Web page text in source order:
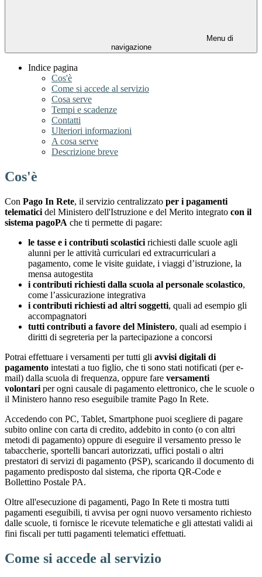
Menu di
navigazione
Indice pagina
Cos'è
Come si accede al servizio
Cosa serve
Tempi e scadenze
Contatti
Ulteriori informazioni
A cosa serve
Descrizione breve
Cos'è
Con Pago In Rete, il servizio centralizzato per i pagamenti
telematici del Ministero dell'Istruzione e del Merito integrato con il
sistema pagoPA che ti permette di pagare:
le tasse e i contributi scolastici richiesti dalle scuole agli
alunni per le attività curriculari ed extracurriculari a
pagamento, come le visite guidate, i viaggi d’istruzione, la
mensa autogestita
i contributi richiesti dalla scuola al personale scolastico,
come l’assicurazione integrativa
i contributi richiesti ad altri soggetti, quali ad esempio gli
accompagnatori
tutti contributi a favore del Ministero, quali ad esempio i
diritti di segreteria per la partecipazione a concorsi
Potrai effettuare i versamenti per tutti gli avvisi digitali di
pagamento intestati a tuo figlio, che ti sono stati notificati (per e-
mail) dalla scuola di frequenza, oppure fare versamenti
volontari per ogni causale di pagamento elettronico, che le scuole o
il Ministero hanno reso eseguibile tramite Pago In Rete.
Accedendo con PC, Tablet, Smartphone puoi scegliere di pagare
subito online con carta di credito, addebito in conto (o con altri
metodi di pagamento) oppure di eseguire il versamento presso le
tabaccherie, sportelli bancari autorizzati, uffici postali o altri
prestatori di servizi di pagamento (PSP), scaricando il documento di
pagamento predisposto dal sistema, che riporta QR-Code e
Bollettino Postale PA.
Oltre all'esecuzione di pagamenti, Pago In Rete ti mostra tutti
pagamenti eseguibili, ti avvisa per ogni nuovo versamento richiesto
dalle scuole, ti fornisce le ricevute telematiche e gli attestati validi ai
fini fiscali per tutti pagamenti telematici effettuati.
Come si accede al servizio